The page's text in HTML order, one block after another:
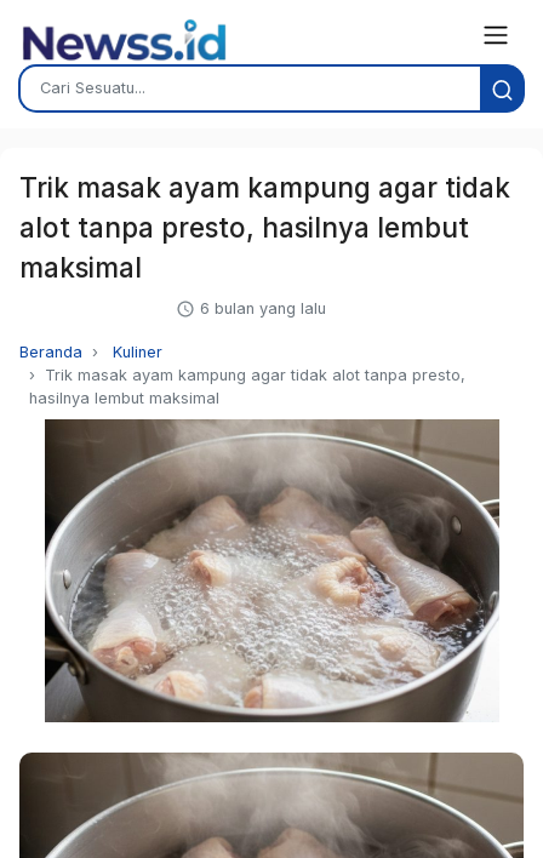
Trik masak ayam kampung agar tidak
alot tanpa presto, hasilnya lembut
maksimal
6 bulan yang lalu
Beranda
Kuliner
Trik masak ayam kampung agar tidak alot tanpa presto,
hasilnya lembut maksimal